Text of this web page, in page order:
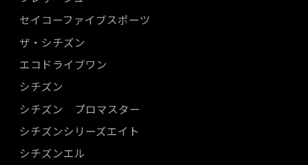
セイコーファイブスポーツ
ザ・シチズン
エコドライブワン
シチズン
シチズン プロマスター
シチズンシリーズエイト
シチズンエル